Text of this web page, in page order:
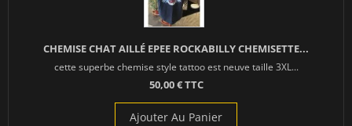
CHEMISE CHAT AILLÉ EPEE ROCKABILLY CHEMISETTE...
cette superbe chemise style tattoo est neuve taille 3XL...
50,00 € TTC
Ajouter Au Panier